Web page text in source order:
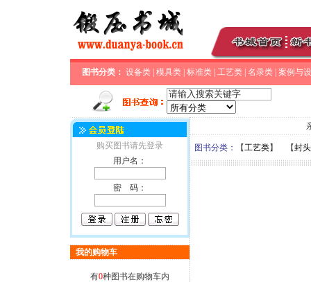
图书分类： 设备类 模具类 标准类 工艺类 名录类 案例与
购买图书请先登录
用户名：
密 码：
我的购物车
有0种图书在购物车内
图书分类： 【工艺类】 【封